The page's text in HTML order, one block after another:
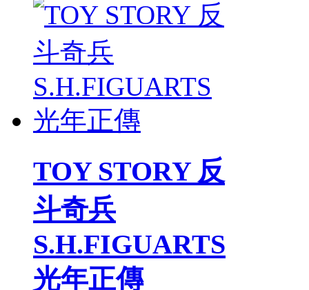
TOY STORY 反
斗奇兵
S.H.FIGUARTS
光年正傳